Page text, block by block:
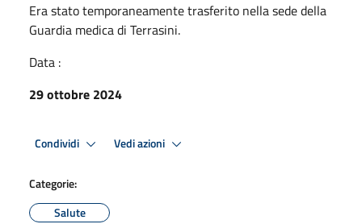
Era stato temporaneamente trasferito nella sede della
Guardia medica di Terrasini.
Data :
29 ottobre 2024
Condividi Vedi azioni
Categorie:
Salute